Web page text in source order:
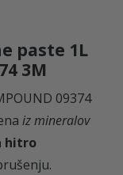
paste 1L
3M
09374
iz mineralov
hitro